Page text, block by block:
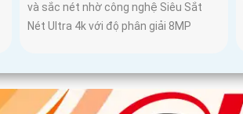
và sắc nét nhờ công nghệ Siêu Sắt
Nét Ultra 4k với độ phân giải 8MP